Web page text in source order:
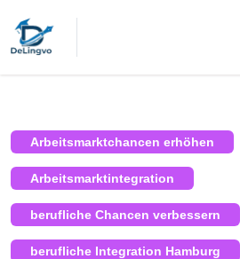
|Courses
Orientierung – Gruppenmaßnahme
Arbeitsmarktchancen erhöhen
Arbeitsmarktintegration
berufliche Chancen verbessern
berufliche Integration Hamburg